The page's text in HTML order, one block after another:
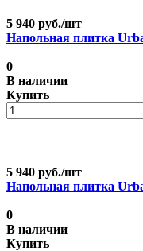
5 940 руб./шт
Напольная плитка
0
В наличии
Купить
5 940 руб./шт
Напольная плитка
0
В наличии
Купить